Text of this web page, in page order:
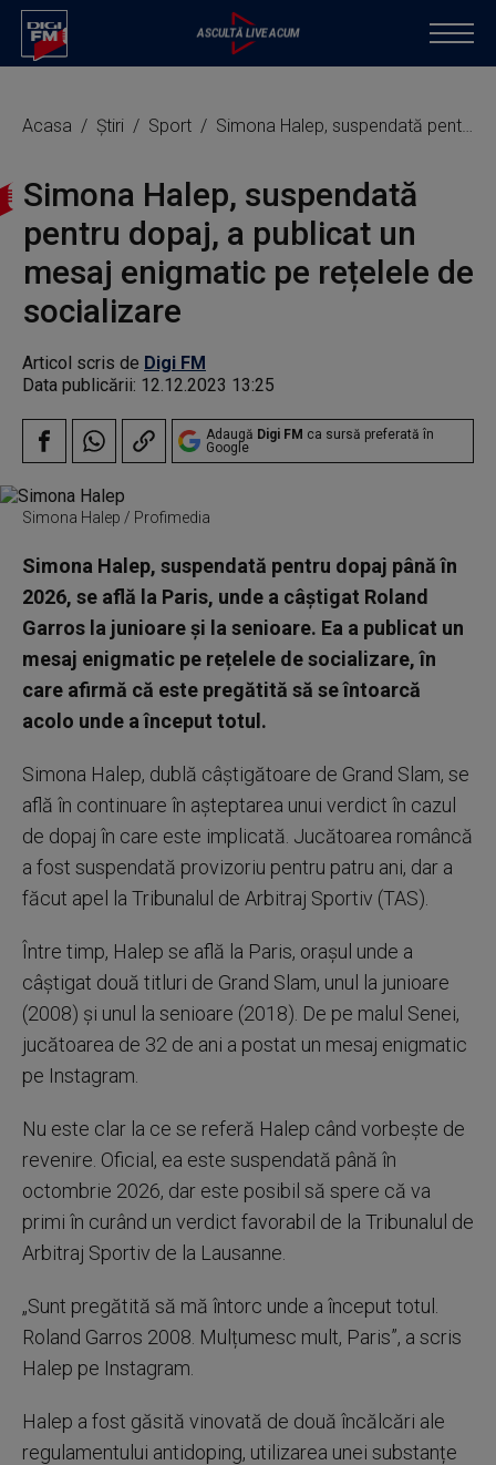
Acasa Știri Sport Simona Halep, suspendată pentru dopaj, a publicat un mesaj enigmatic pe rețelele de socializare
Simona Halep, suspendată
pentru dopaj, a publicat un
mesaj enigmatic pe rețelele de
socializare
Articol scris de Digi FM
Data publicării: 12.12.2023 13:25
Adaugă Digi FM ca sursă preferată în
Google
Simona Halep / Profimedia
Simona Halep, suspendată pentru dopaj până în
2026, se află la Paris, unde a câștigat Roland
Garros la junioare și la senioare. Ea a publicat un
mesaj enigmatic pe rețelele de socializare, în
care afirmă că este pregătită să se întoarcă
acolo unde a început totul.
Simona Halep, dublă câștigătoare de Grand Slam, se
află în continuare în așteptarea unui verdict în cazul
de dopaj în care este implicată. Jucătoarea româncă
a fost suspendată provizoriu pentru patru ani, dar a
făcut apel la Tribunalul de Arbitraj Sportiv (TAS).
Între timp, Halep se află la Paris, orașul unde a
câștigat două titluri de Grand Slam, unul la junioare
(2008) și unul la senioare (2018). De pe malul Senei,
jucătoarea de 32 de ani a postat un mesaj enigmatic
pe Instagram.
Nu este clar la ce se referă Halep când vorbește de
revenire. Oficial, ea este suspendată până în
octombrie 2026, dar este posibil să spere că va
primi în curând un verdict favorabil de la Tribunalul de
Arbitraj Sportiv de la Lausanne.
„Sunt pregătită să mă întorc unde a început totul.
Roland Garros 2008. Mulțumesc mult, Paris”, a scris
Halep pe Instagram.
Halep a fost găsită vinovată de două încălcări ale
regulamentului antidoping, utilizarea unei substanțe